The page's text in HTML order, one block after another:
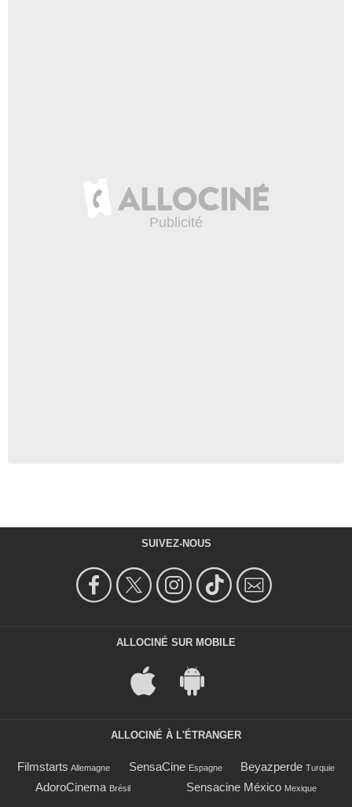
SUIVEZ-NOUS
ALLOCINÉ SUR MOBILE
ALLOCINÉ À L'ÉTRANGER
Filmstarts Allemagne SensaCine Espagne Beyazperde Turquie
AdoroCinema Brésil Sensacine México Mexique